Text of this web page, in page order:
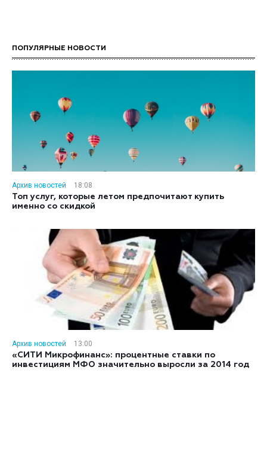
ПОПУЛЯРНЫЕ НОВОСТИ
Архив новостей
18:08
Топ услуг, которые летом предпочитают купить
именно со скидкой
Архив новостей
13:00
«СИТИ Микрофинанс»: процентные ставки по
инвестициям МФО значительно выросли за 2014 год